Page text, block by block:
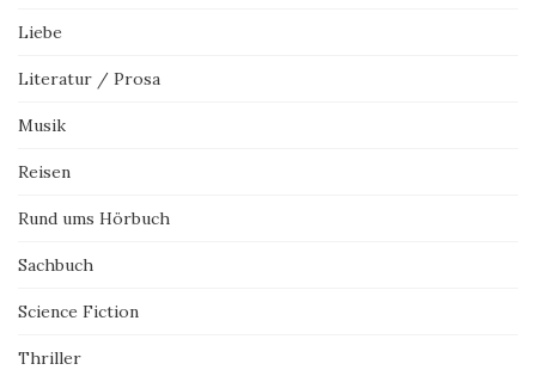
Liebe
Literatur / Prosa
Musik
Reisen
Rund ums Hörbuch
Sachbuch
Science Fiction
Thriller